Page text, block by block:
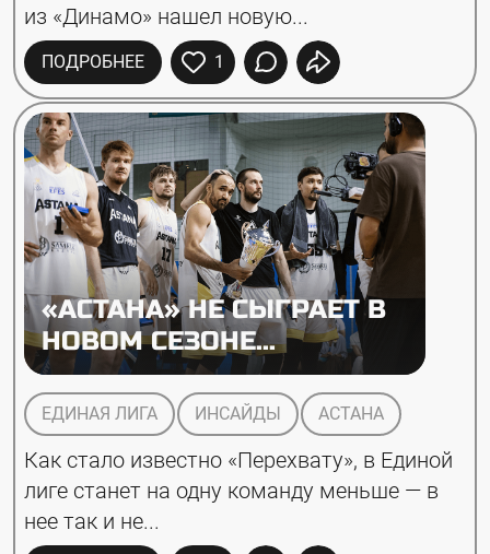
из «Динамо» нашел новую...
ПОДРОБНЕЕ 1
«АСТАНА» НЕ СЫГРАЕТ В
НОВОМ СЕЗОНЕ...
ЕДИНАЯ ЛИГА ИНСАЙДЫ АСТАНА
Как стало известно «Перехвату», в Единой
лиге станет на одну команду меньше — в
нее так и не...